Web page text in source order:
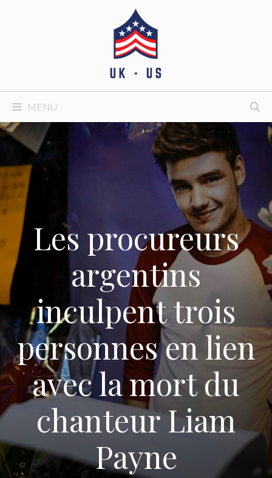
MENU
Les procureurs
argentins
inculpent trois
personnes en lien
avec la mort du
chanteur Liam
Payne